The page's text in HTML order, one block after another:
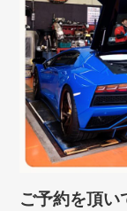
ご予約を頂い